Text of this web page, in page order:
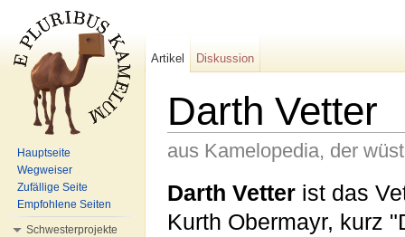
Darth Vetter
aus Kamelopedia, der
Darth Vetter ist das
Kurth Obermayr, kurz
Artikel Diskussion
Hauptseite
Wegweiser
Zufällige Seite
Empfohlene Seiten
Schwesterprojekte